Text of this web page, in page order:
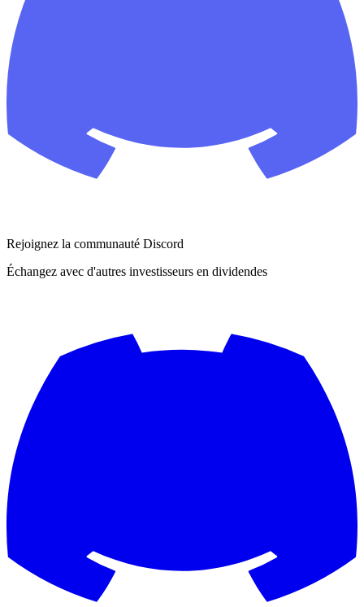
Rejoignez la communauté Discord
Échangez avec d'autres investisseurs en dividendes